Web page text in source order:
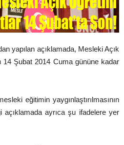
yapılan açıklamada, Mesleki Açık
14 Şubat 2014 Cuma gününe kadar
eğitimin yaygınlaştırılmasının
açıklamada ayrıca şu ifadelere yer